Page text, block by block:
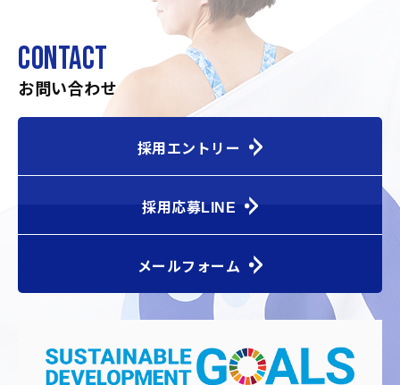
CONTACT
お問い合わせ
採用エントリー
採用応募LINE
メールフォーム